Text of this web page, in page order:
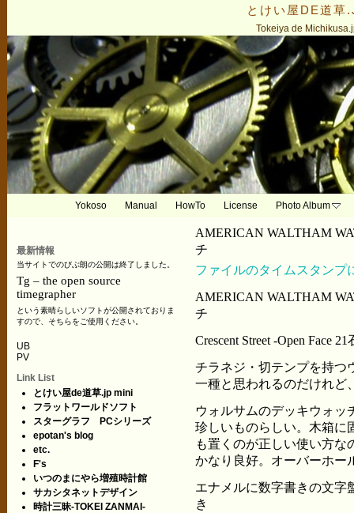
とけい屋DE道草
Tokeiya de
Yokoso Manual HowTo License Photo Album
最新情報
当サイトでのびぶ朗の公開は終了しました。
Tg – the open source
timegrapher
という素晴らしいソフトが公開されておりま
すので、そちらをご使用ください。
UB
PV
Link List
とけい屋de道草.jp mini
フラットワールドソフト
スターグラフ PCシリーズ
epotan's blog
etc.
F's
いつのまにやら増殖時計館
サカシタネットデザイン
時計三昧-TOKEI ZANMAI-
AMERICAN WALTHAM
チ
ファイルのタイムスタンプ
AMERICAN WALTHAM
チ
Crescent Street -Open Face
チラネジ・切テンプを持つ
一種と思われるのだけれど
ウォルサムのデッキウォッ
珍しいものらしい。木箱に
も置くのが正しい使い方
かなり良好。オーバーホー
エナメルに数字書きの文字
き